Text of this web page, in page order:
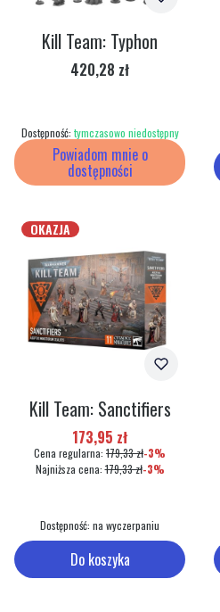
Powiadom mnie o
dostępności
Kill Team: Typhon
Cena
420,28 zł
Dostępność: tymczasowo niedostępny
OKAZJA
Do koszyka
Kill Team: Sanctifiers
Cena promocyjna
173,95 zł
Cena regularna: 179,33 zł-3%
Najniższa cena: 179,33 zł-3%
Dostępność: na wyczerpaniu